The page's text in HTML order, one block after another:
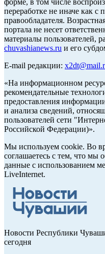
переработке не иначе как с
правообладателя.
портала не несет
материалы пользователей,
chuvashianews.ru и его
E-mail редакции:
«На информационном
рекомендательные
предоставления
и анализа сведений,
пользователей сети
Российской Федерации)».
Мы используем cookie. Во
соглашаетесь с тем, что мы
данные с использованием
LiveInternet.
Новости Республики
сегодня